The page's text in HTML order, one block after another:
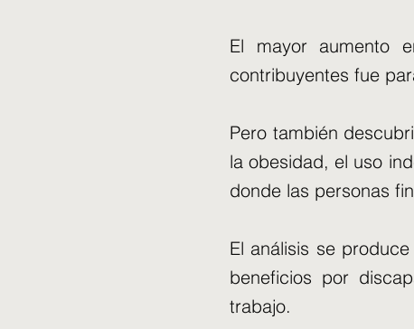
El mayor aumento
contribuyentes fue
Pero también
la obesidad, el uso
donde las personas
El análisis se
beneficios por
trabajo.